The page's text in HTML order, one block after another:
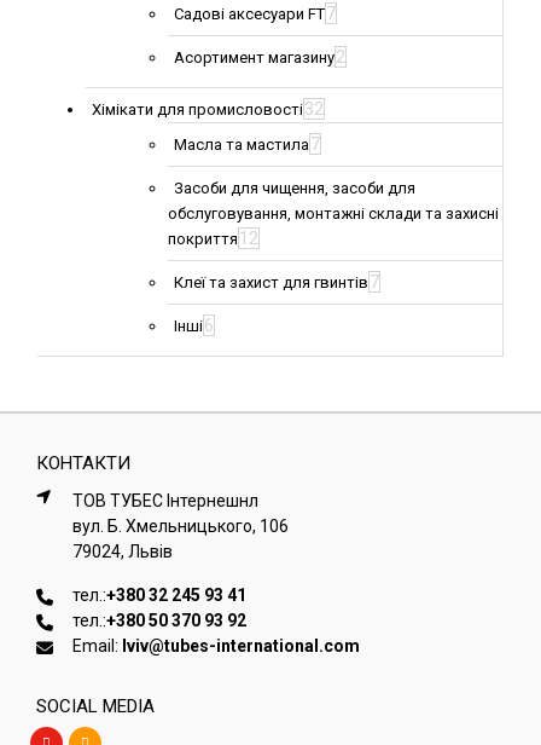
Садові аксесуари FT7
Асортимент магазину2
Хімікати для промисловості32
Масла та мастила7
Засоби для чищення, засоби для
обслуговування, монтажні склади та захисні
покриття 12
Клеї та захист для гвинтів 7
Інші6
КОНТАКТИ
ТОВ ТУБЕС Iнтернешнл
вул. Б. Хмельницького, 106
79024, Львiв
тел.:+380 32 245 93 41
тел.:+380 50 370 93 92
Email: lviv@tubes-international.com
SOCIAL MEDIA